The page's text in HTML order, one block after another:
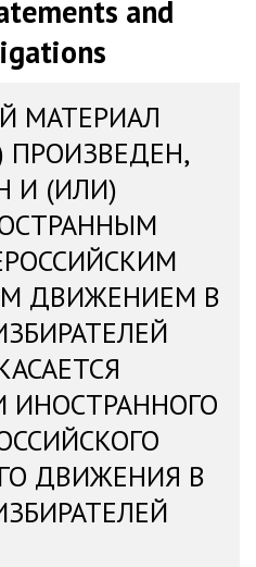
and
МАТЕРИАЛ
И (ИЛИ)
ДВИЖЕНИЕМ В
ИНОСТРАННОГО
ДВИЖЕНИЯ В